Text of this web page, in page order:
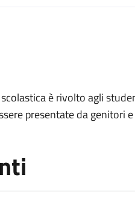
è rivolto agli
presentate da genitori